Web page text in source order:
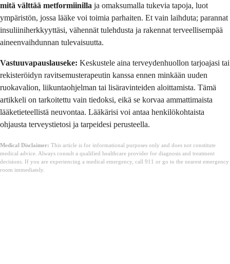
mitä välttää metformiinilla ja omaksumalla tukevia tapoja, luot
ympäristön, jossa lääke voi toimia parhaiten. Et vain laihduta; parannat
insuliiniherkkyyttäsi, vähennät tulehdusta ja rakennat terveellisempää
aineenvaihdunnan tulevaisuutta.
Vastuuvapauslauseke: Keskustele aina terveydenhuollon tarjoajasi tai
rekisteröidyn ravitsemusterapeutin kanssa ennen minkään uuden
ruokavalion, liikuntaohjelman tai lisäravinteiden aloittamista. Tämä
artikkeli on tarkoitettu vain tiedoksi, eikä se korvaa ammattimaista
lääketieteellistä neuvontaa. Lääkärisi voi antaa henkilökohtaista
ohjausta terveystietosi ja tarpeidesi perusteella.
Medical Disclaimer: This article is for informational purposes only and does not constitute
medical advice. Always consult a qualified healthcare provider for diagnosis and treatment
decisions. If you are experiencing a medical emergency, call 911 or go to the nearest emergency
room immediately.